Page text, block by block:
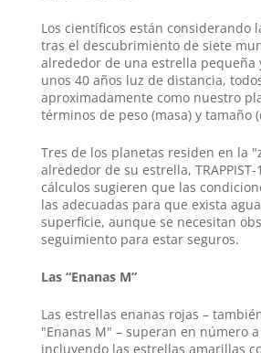
Los científicos están considerando
tras el descubrimiento de siete
alrededor de una estrella pequeña
unos 40 años luz de distancia,
aproximadamente como nuestro
términos de peso (masa) y tamaño
Tres de los planetas residen en la
alrededor de su estrella,
cálculos sugieren que las
las adecuadas para que exista
superficie, aunque se necesitan
seguimiento para estar seguros.
Las “Enanas M”
Las estrellas enanas rojas –
"Enanas M" – superan en número
incluyendo las estrellas amarillas